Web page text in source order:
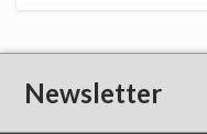
Newsletter